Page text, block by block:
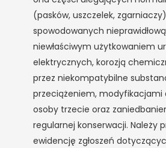
(pasków, uszczelek,
spowodowanych
niewłaściwym użytkowaniem
elektrycznych, korozją
przez niekompatybilne
przeciążeniem, modyfikacjami
osoby trzecie oraz
regularnej konserwacji. Należy
ewidencję zgłoszeń